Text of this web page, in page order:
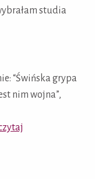
studia
“Świńska grypa
nim wojna”,